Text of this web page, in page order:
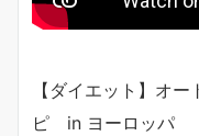
【ダイエット】オ
ピ in ヨーロッパ